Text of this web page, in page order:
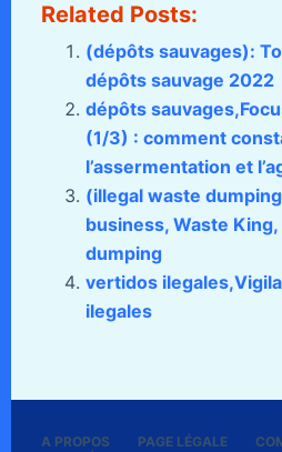
Related Posts:
(dépôts sauvages):
dépôts sauvage 2022
dépôts
(1/3) : comment
l’assermentation et
(illegal waste
business, Waste
dumping
vertidos
ilegales
A PROPOS PAGE LÉGALE